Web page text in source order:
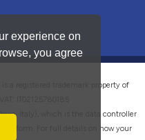
experience on
you agree
is a registered trademark property of
IT02125780185
Italy), which is the data controller
platform. For full details on how your